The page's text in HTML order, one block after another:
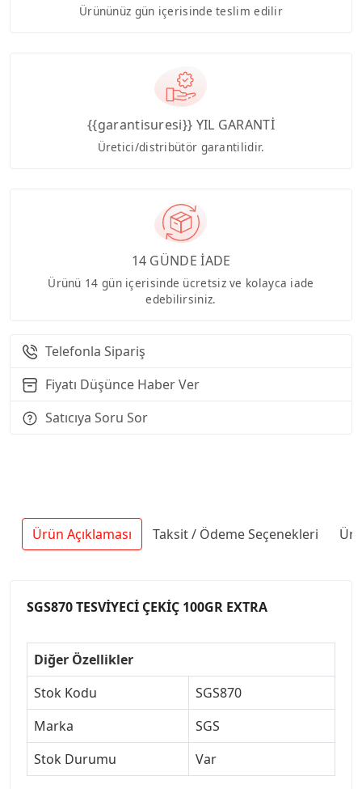
Ürününüz gün içerisinde teslim edilir
{{garantisuresi}} YIL GARANTİ
Üretici/distribütör garantilidir.
14 GÜNDE İADE
Ürünü 14 gün içerisinde ücretsiz ve kolayca iade
edebilirsiniz.
Telefonla Sipariş
Fiyatı Düşünce Haber Ver
Satıcıya Soru Sor
Ürün Açıklaması Taksit / Ödeme Seçenekleri
SGS870 TESVİYECİ ÇEKİÇ 100GR EXTRA
Diğer Özellikler
Stok Kodu
SGS870
Marka
SGS
Stok Durumu
Var